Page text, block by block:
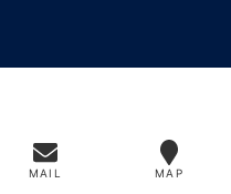
MAIL MAP